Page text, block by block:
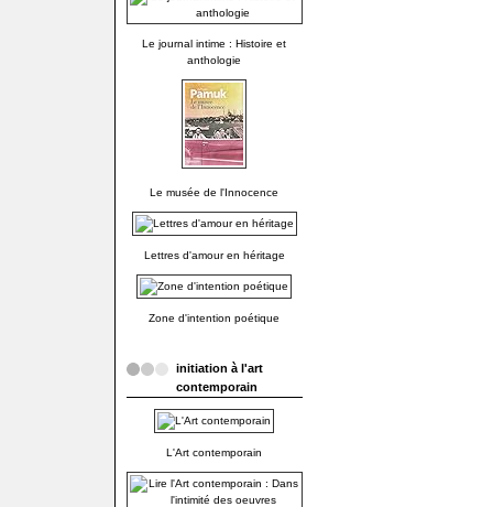
Le journal intime : Histoire et
anthologie
Le musée de l'Innocence
Lettres d'amour en héritage
Zone d'intention poétique
initiation à l'art
contemporain
L'Art contemporain